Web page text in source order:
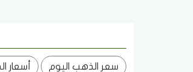
سعر الذهب اليوم أسعار